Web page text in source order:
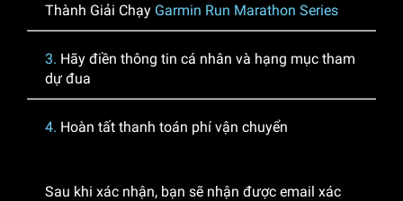
Thành Giải Chạy Garmin Run Marathon Series
3. Hãy điền thông tin cá nhân và hạng mục tham
dự đua
4. Hoàn tất thanh toán phí vận chuyển
Sau khi xác nhận, bạn sẽ nhận được email xác